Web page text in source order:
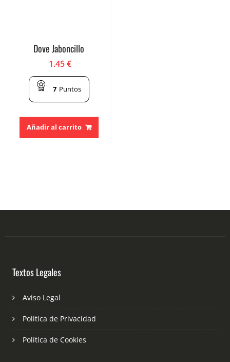
Dove Jaboncillo
1.45€
7 Puntos
Añadir al carrito
Textos Legales
Aviso Legal
Política de Privacidad
Política de Cookies